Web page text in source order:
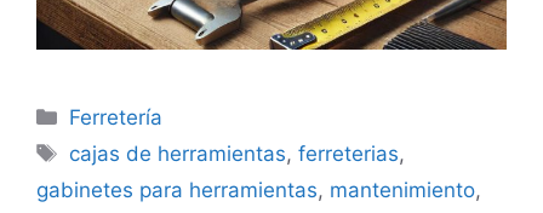
Categorías
Ferretería
Etiquetas
cajas de herramientas,ferreterias,
gabinetes para herramientas, mantenimiento,